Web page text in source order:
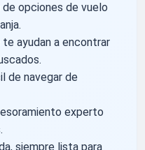
de opciones de vuelo
ayudan a encontrar
de navegar de
experto
siempre lista para